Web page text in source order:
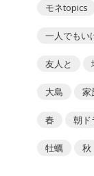
モネtopics
一人でもい
友人と
大島 家
春 朝ド
牡蠣 秋